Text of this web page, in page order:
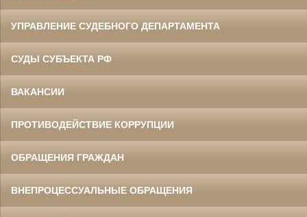
УПРАВЛЕНИЕ СУДЕБНОГО ДЕПАРТАМЕНТА
СУДЫ СУБЪЕКТА РФ
ВАКАНСИИ
ПРОТИВОДЕЙСТВИЕ КОРРУПЦИИ
ОБРАЩЕНИЯ ГРАЖДАН
ВНЕПРОЦЕССУАЛЬНЫЕ ОБРАЩЕНИЯ